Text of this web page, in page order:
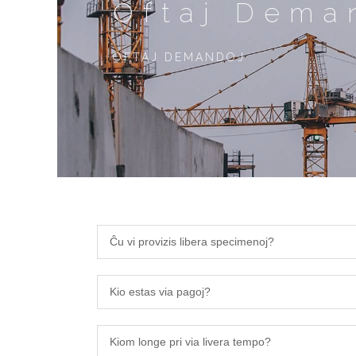
Oftaj
OFTAJ DEMANDOJ
Ĉu vi provizis libera specimenoj?
Kio estas via pagoj?
Kiom longe pri via livera tempo?